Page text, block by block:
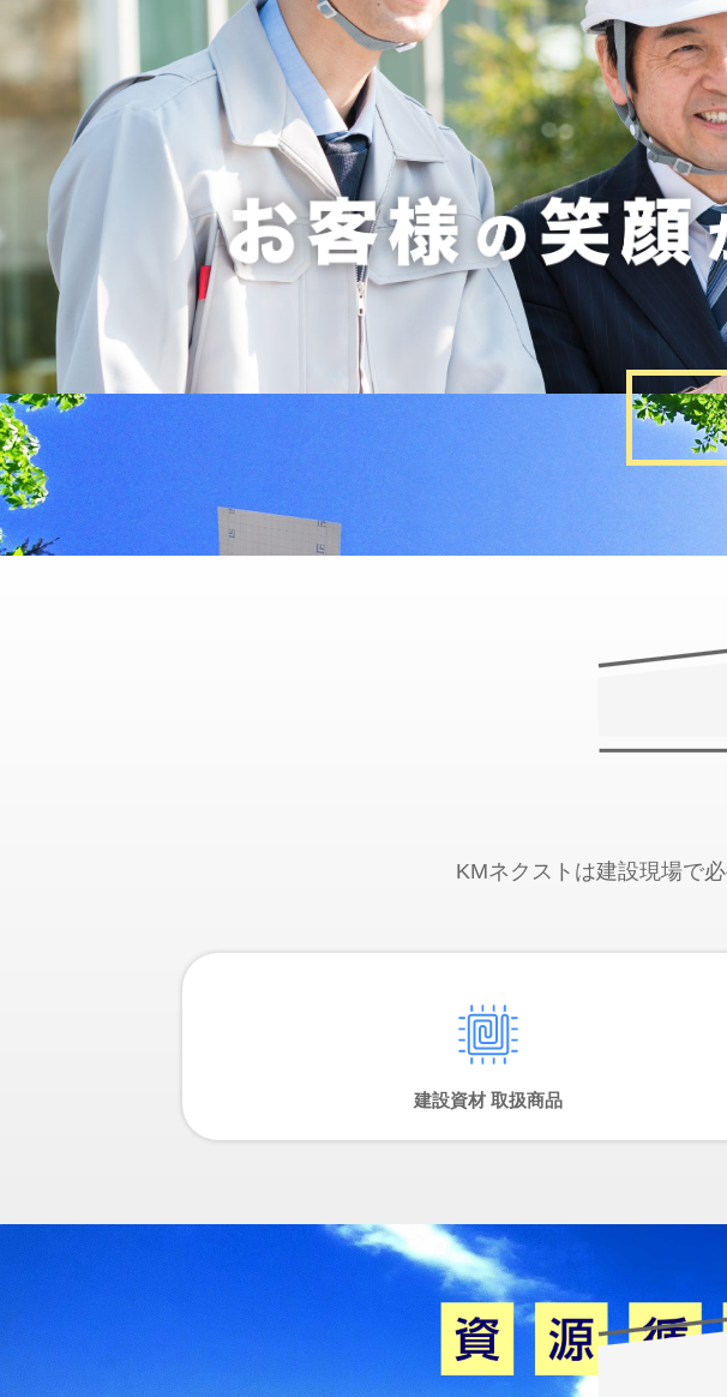
NEW 2026.7.8 夏季休業のお知らせ
2026.6.12 熱中症対策カタログ2026発刊のお知らせ
2026.4.20 臨時休業のお知らせ
2026.2.13 建設資材製品カタログ更新のお知らせ
KMネクストは建設現場で
建設資材 取扱商品